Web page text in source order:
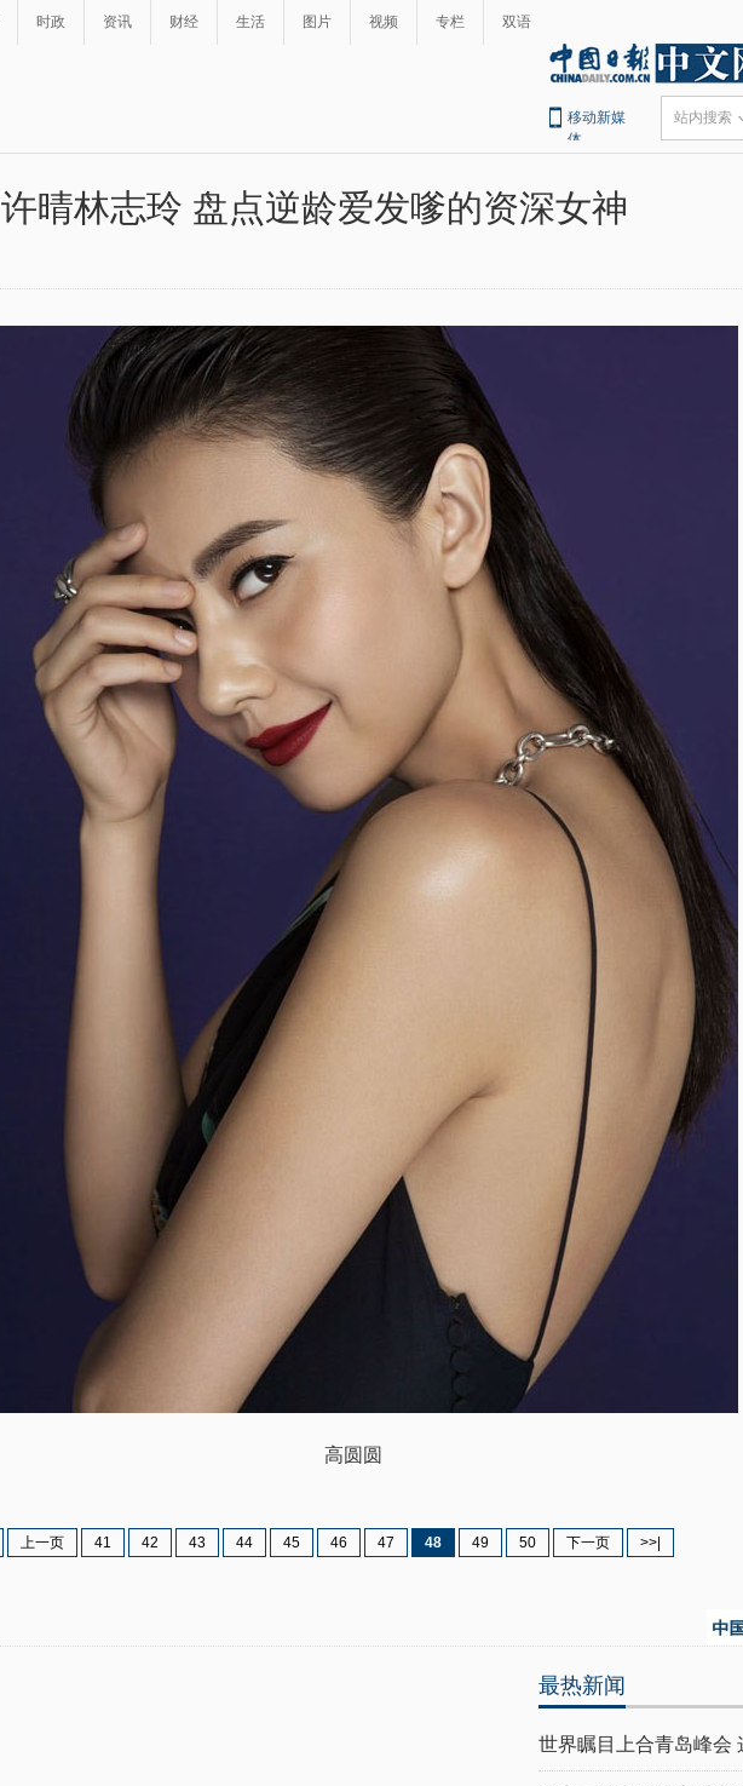
时政 资讯 财经 生活 图片 视频 专栏 双语
移动新媒
体
站内搜索
许晴林志玲 盘点逆龄爱发嗲的资深女神
高圆圆
上一页 41 42 43 44 45 46 47 48 49 50 下一页 >>|
最热新闻
世界瞩目上合青岛峰会